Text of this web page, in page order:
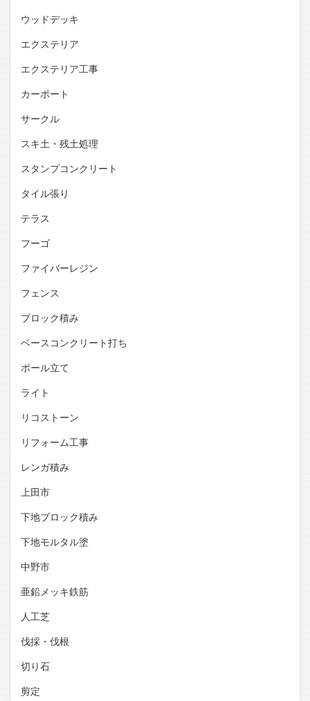
ウッドデッキ
エクステリア
エクステリア工事
カーポート
サークル
スキ土・残土処理
スタンプコンクリート
タイル張り
テラス
フーゴ
ファイバーレジン
フェンス
ブロック積み
ベースコンクリート打ち
ポール立て
ライト
リコストーン
リフォーム工事
レンガ積み
上田市
下地ブロック積み
下地モルタル塗
中野市
亜鉛メッキ鉄筋
人工芝
伐採・伐根
切り石
剪定